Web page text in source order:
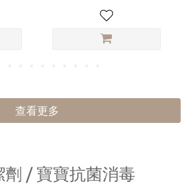
查看更多
劑 / 寶寶抗菌消毒